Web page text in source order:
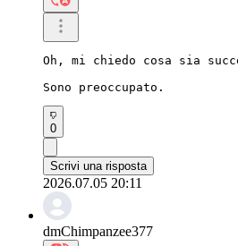
Oh, mi chiedo cosa sia
Sono preoccupato.
0
Scrivi una risposta
2026.07.05 20:11
dmChimpanzee377